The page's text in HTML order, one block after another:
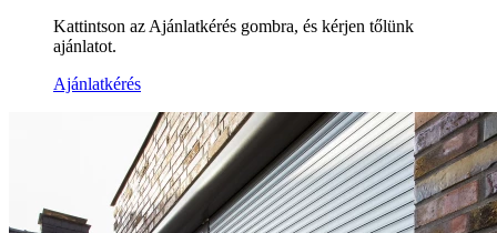
Kattintson az Ajánlatkérés gombra, és kérjen tőlünk
ajánlatot.
Ajánlatkérés